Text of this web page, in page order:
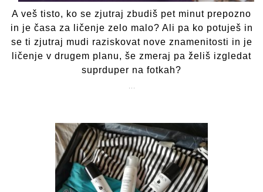
A veš tisto, ko se zjutraj zbudiš pet minut prepozno
in je časa za ličenje zelo malo? Ali pa ko potuješ in
se ti zjutraj mudi raziskovat nove znamenitosti in je
ličenje v drugem planu, še zmeraj pa želiš izgledat
suprduper na fotkah?
…